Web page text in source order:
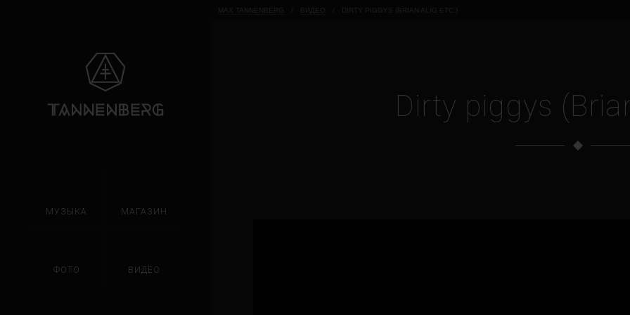
MAX TANNENBERG ВИДЕО DIRTY PIGGYS (BRIAN ALIG ETC.)
Dirty piggys
МУЗЫКА МАГАЗИН
ФОТО ВИДЕО